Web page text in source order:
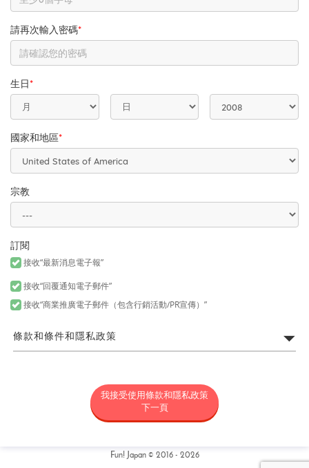
請再次輸入密碼*
生日 *
國家和地區*
宗教
訂閱
接收“最新消息電子報”
接收“回覆通知電子郵件”
接收“商業推廣電子郵件（包含行銷活動/PR宣傳）”
條款和條件和隱私政策
所謂「FUN! JAPAN」是以藉由將日本商品或服務介紹給各位亞洲消
費者，令各位對日本產生興趣為目的，為營運FUN! JAPAN網站（包
括但不限於以fun-japan.jp/tw為網域之網站。以下簡稱「本網
限資料提供以及社群媒體。）或提供其他相關服務之專案統稱（以
我接受使用條款和隱私政策
下一頁
Fun! Japan © 2016 - 2026